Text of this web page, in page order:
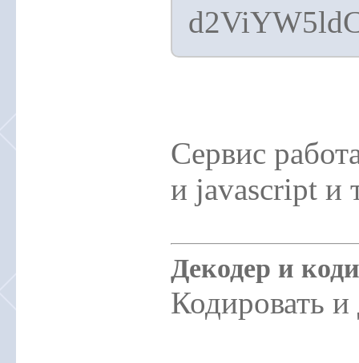
Сервис
и javascript и
Декодер и
Кодировать